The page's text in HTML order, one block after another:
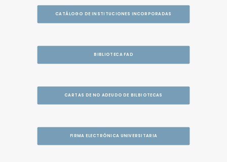
CATÁLOGO DE INSTITUCIONES INCORPORADAS
BIBLIOTECA FAD
CARTAS DE NO ADEUDO DE BILBIOTECAS
FIRMA ELECTRÓNICA UNIVERSITARIA